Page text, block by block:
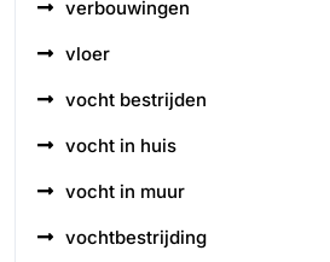
verbouwingen
vloer
vocht bestrijden
vocht in huis
vocht in muur
vochtbestrijding